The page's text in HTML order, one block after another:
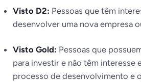
Visto D2: Pessoas que têm
desenvolver uma nova empresa
Visto Gold: Pessoas que
para investir e não têm interesse
processo de desenvolvimento e